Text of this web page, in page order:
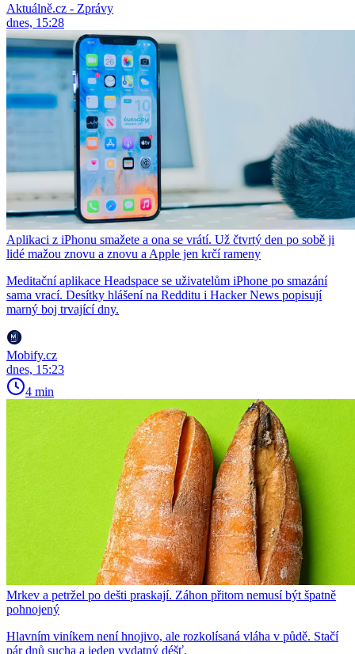
Aktuálně.cz - Zprávy
dnes, 15:28
Aplikaci z iPhonu smažete a ona se vrátí. Už čtvrtý den po sobě ji
lidé mažou znovu a znovu a Apple jen krčí rameny
Meditační aplikace Headspace se uživatelům iPhone po smazání
sama vrací. Desítky hlášení na Redditu i Hacker News popisují
marný boj trvající dny.
Mobify.cz
dnes, 15:23
4 min
Mrkev a petržel po dešti praskají. Záhon přitom nemusí být špatně
pohnojený
Hlavním viníkem není hnojivo, ale rozkolísaná vláha v půdě. Stačí
pár dnů sucha a jeden vydatný déšť.